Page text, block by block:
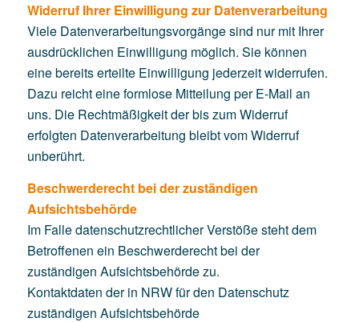
Widerruf Ihrer Einwilligung zur Datenverarbeitung
Viele Datenverarbeitungsvorgänge sind nur mit Ihrer
ausdrücklichen Einwilligung möglich. Sie können
eine bereits erteilte Einwilligung jederzeit widerrufen.
Dazu reicht eine formlose Mitteilung per E-Mail an
uns. Die Rechtmäßigkeit der bis zum Widerruf
erfolgten Datenverarbeitung bleibt vom Widerruf
unberührt.
Beschwerderecht bei der zuständigen
Aufsichtsbehörde
Im Falle datenschutzrechtlicher Verstöße steht dem
Betroffenen ein Beschwerderecht bei der
zuständigen Aufsichtsbehörde zu.
Kontaktdaten der in NRW für den Datenschutz
zuständigen Aufsichtsbehörde